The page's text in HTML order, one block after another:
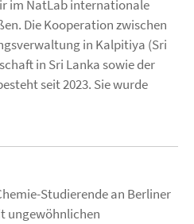
im NatLab internationale
Die Kooperation zwischen
in Kalpitiya (Sri
in Sri Lanka sowie der
seit 2023. Sie wurde
Studierende an Berliner
ungewöhnlichen